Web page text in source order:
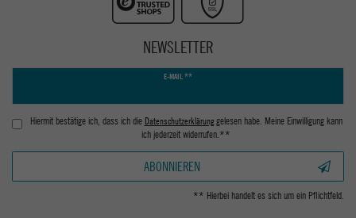
NEWSLETTER
E-MAIL **
Hiermit bestätige ich, dass ich die Daten­schutz­erklärunggelesen habe. Meine Einwilligung kann
ich jederzeit widerrufen.**
ABONNIEREN
** Hierbei handelt es sich um ein Pflichtfeld.